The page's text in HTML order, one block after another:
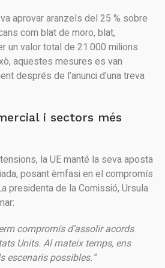
aprovar aranzels del 25 % sobre
com blat de moro, blat,
un valor total de 21.000 milions
aquestes mesures es van
després de l’anunci d’una treva
i sectors més
la UE manté la seva aposta
posant èmfasi en el compromís
presidenta de la Comissió, Ursula
compromís d’assolir acords
Units. Al mateix temps, ens
escenaris possibles.”